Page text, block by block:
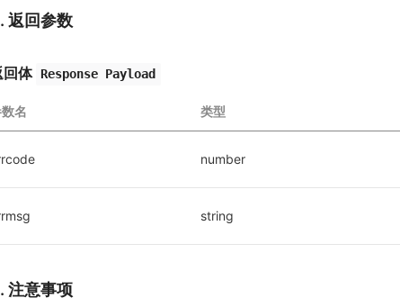
返回参数
回体 Response Payload
名 类型
number
string
注意事项